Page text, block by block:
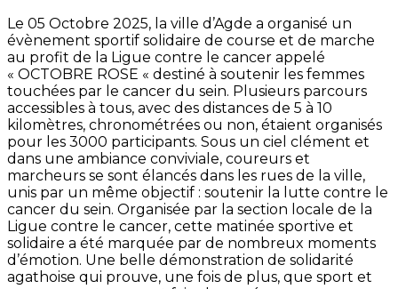
Le 05 Octobre 2025, la ville d’Agde a organisé un
évènement sportif solidaire de course et de marche
au profit de la Ligue contre le cancer appelé
« OCTOBRE ROSE « destiné à soutenir les femmes
touchées par le cancer du sein. Plusieurs parcours
accessibles à tous, avec des distances de 5 à 10
kilomètres, chronométrées ou non, étaient organisés
pour les 3000 participants. Sous un ciel clément et
dans une ambiance conviviale, coureurs et
marcheurs se sont élancés dans les rues de la ville,
unis par un même objectif : soutenir la lutte contre le
cancer du sein. Organisée par la section locale de la
Ligue contre le cancer, cette matinée sportive et
solidaire a été marquée par de nombreux moments
d’émotion. Une belle démonstration de solidarité
agathoise qui prouve, une fois de plus, que sport et